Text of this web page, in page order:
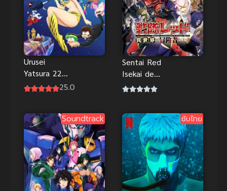
Urusei
Yatsura 22
ลามู ทรามวัย25.0
Sentai Red
Isekai de
Boukensha ni
ในต่างโลก
Soundtrack ซับไทย